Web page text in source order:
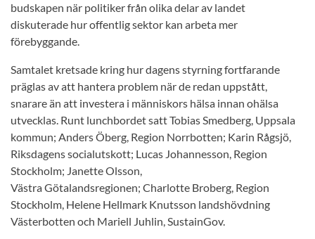
budskapen när politiker från olika delar av landet
diskuterade hur offentlig sektor kan arbeta mer
förebyggande.
Samtalet kretsade kring hur dagens styrning fortfarande
präglas av att hantera problem när de redan uppstått,
snarare än att investera i människors hälsa innan ohälsa
utvecklas. Runt lunchbordet satt Tobias Smedberg, Uppsala
kommun; Anders Öberg, Region Norrbotten; Karin Rågsjö,
Riksdagens socialutskott; Lucas Johannesson, Region
Stockholm; Janette Olsson,
Västra Götalandsregionen; Charlotte Broberg, Region
Stockholm, Helene Hellmark Knutsson landshövdning
Västerbotten och Mariell Juhlin, SustainGov.